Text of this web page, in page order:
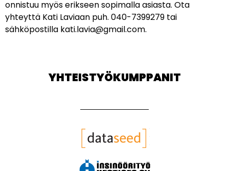
onnistuu myös erikseen sopimalla asiasta. Ota
yhteyttä Kati Laviaan puh. 040-7399279 tai
sähköpostilla kati.lavia@gmail.com.
YHTEISTYÖKUMPPANIT